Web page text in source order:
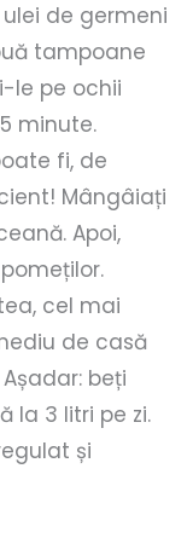
de germeni
tampoane
le pe ochii
minute.
fi, de
Mângâiați
Apoi,
cel mai
de casă
beți
la 3 litri pe zi.
și